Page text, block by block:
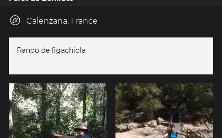
Calenzana, France
Rando de figachiola